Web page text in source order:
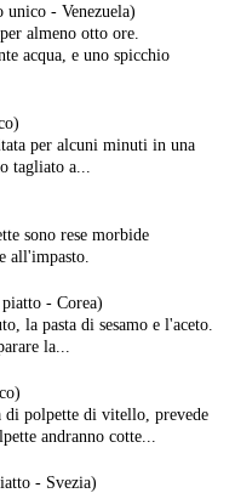
unico - Venezuela)
almeno otto ore.
acqua, e uno spicchio
per alcuni minuti in una
tagliato a...
sono rese morbide
all'impasto.
- Corea)
la pasta di sesamo e l'aceto.
la...
di polpette di vitello, prevede
andranno cotte...
- Svezia)